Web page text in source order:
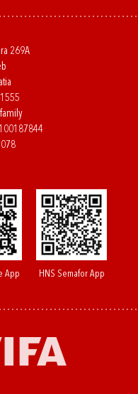
269A
App HNS Semafor App